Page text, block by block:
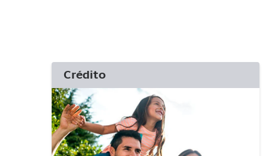
Crédito